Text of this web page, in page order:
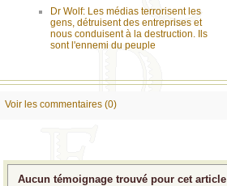
Dr Wolf: Les médias terrorisent les
gens, détruisent des entreprises et
nous conduisent à la destruction. Ils
sont l'ennemi du peuple
Voir les commentaires (0)
Aucun témoignage trouvé pour cet article